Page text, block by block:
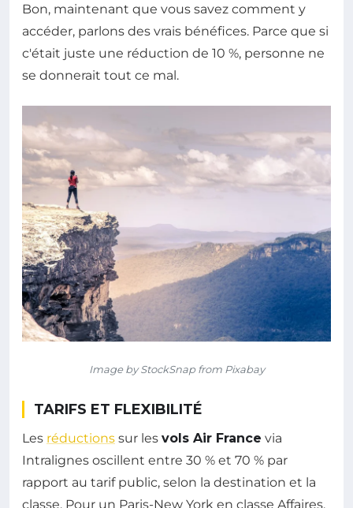
Bon, maintenant que vous savez comment y
accéder, parlons des vrais bénéfices. Parce que si
c'était juste une réduction de 10 %, personne ne
se donnerait tout ce mal.
Image by StockSnap from Pixabay
TARIFS ET FLEXIBILITÉ
Les réductions sur les vols Air France via
Intralignes oscillent entre 30 % et 70 % par
rapport au tarif public, selon la destination et la
classe. Pour un Paris-New York en classe Affaires,